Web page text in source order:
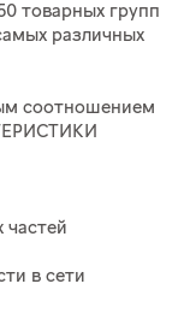
товарных групп
различных
соотношением
частей
в сети